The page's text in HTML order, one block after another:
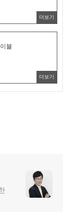
더보기
블
더보기